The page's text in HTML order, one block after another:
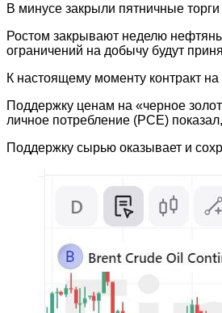
В минусе закрыли пятничные
Ростом закрывают неделю
ограничений на добычу будут
К настоящему моменту контракт
Поддержку ценам на «черное
личное потребление (PCE)
Поддержку сырью оказывает и